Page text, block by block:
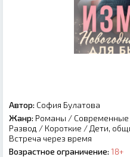
Автор: София Булатова
Жанр: Романы / Современные
Развод / Короткие / Дети,
Встреча через время
Возрастное ограничение: 18+